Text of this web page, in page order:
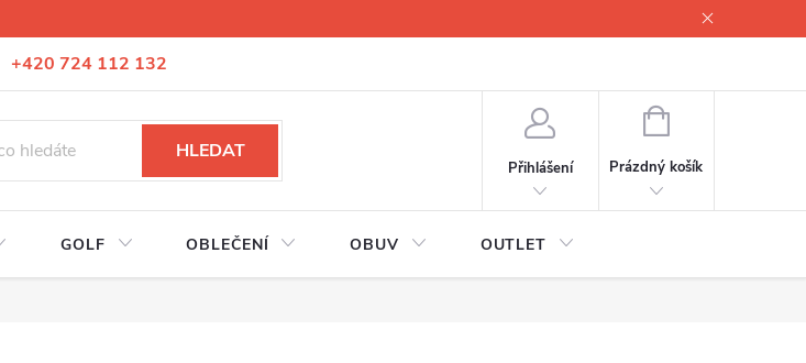
+420 724 112 132
Úprava lyžáků na míru
HLEDAT
Přihlášení
NÁKUPNÍ
Prázdný košík
GOLF OBLEČENÍ OBUV OUTLET